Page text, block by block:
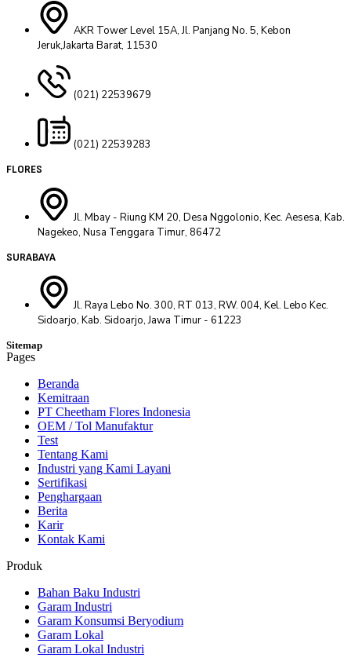
AKR Tower Level 15A, Jl. Panjang No. 5, Kebon
Jeruk,Jakarta Barat, 11530
(021) 22539679
(021) 22539283
FLORES
Jl. Mbay - Riung KM 20, Desa Nggolonio, Kec. Aesesa, Kab.
Nagekeo, Nusa Tenggara Timur, 86472
SURABAYA
Jl. Raya Lebo No. 300, RT 013, RW. 004, Kel. Lebo Kec.
Sidoarjo, Kab. Sidoarjo, Jawa Timur - 61223
Sitemap
Pages
Beranda
Kemitraan
PT Cheetham Flores Indonesia
OEM / Tol Manufaktur
Test
Tentang Kami
Industri yang Kami Layani
Sertifikasi
Penghargaan
Berita
Karir
Kontak Kami
Produk
Bahan Baku Industri
Garam Industri
Garam Konsumsi Beryodium
Garam Lokal
Garam Lokal Industri